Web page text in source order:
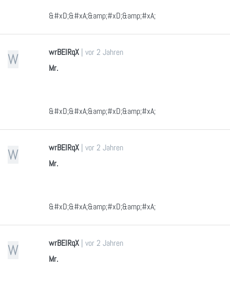
&#xD;&#xA;&amp;#xD;&amp;#xA;
W wrBEIRqX | vor 2 Jahren
Mr.
&#xD;&#xA;&amp;#xD;&amp;#xA;
W wrBEIRqX | vor 2 Jahren
Mr.
&#xD;&#xA;&amp;#xD;&amp;#xA;
W wrBEIRqX | vor 2 Jahren
Mr.